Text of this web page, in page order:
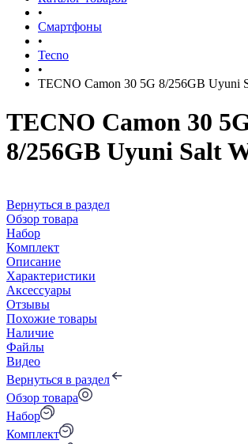
•
Смартфоны
•
Tecno
•
TECNO Camon 30 5G 8/256GB Uyuni
TECNO Camon 30
8/256GB Uyuni Salt
Вернуться в раздел
Обзор товара
Набор
Комплект
Описание
Характеристики
Аксессуары
Отзывы
Похожие товары
Наличие
Файлы
Видео
Вернуться в раздел
Обзор товара
Набор
Комплект